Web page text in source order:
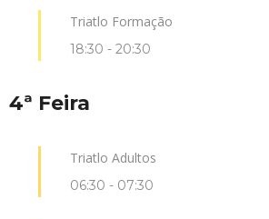
Triatlo Formação
18:30 - 20:30
4ª Feira
Triatlo Adultos
06:30 - 07:30